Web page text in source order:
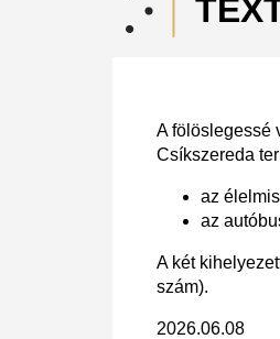
A fölöslegessé
Csíkszereda
az
az
A két
szám).
2026.06.08